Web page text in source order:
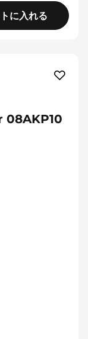
に入れる
08AKP10